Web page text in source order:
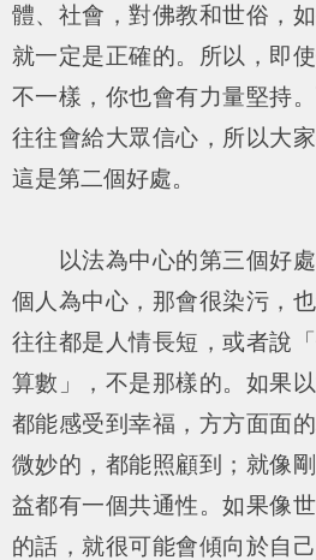
體、社會，對佛教和世俗，
就一定是正確的。所以，即
不一樣，你也會有力量堅持
往往會給大眾信心，所以大
這是第二個好處。
以法為中心的第三個好處
個人為中心，那會很染污，
往往都是人情長短，或者說
算數」，不是那樣的。如果
都能感受到幸福，方方面面
微妙的，都能照顧到；就像
益都有一個共通性。如果像
的話，就很可能會傾向於自